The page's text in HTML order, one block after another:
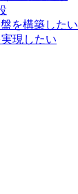
を構築したい
現したい